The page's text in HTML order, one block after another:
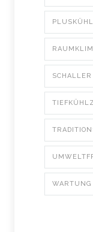
SCHALLER
WARTUNG